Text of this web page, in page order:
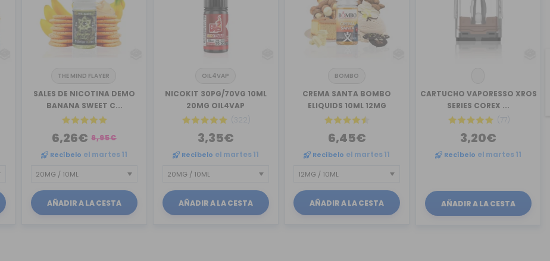
THE MIND FLAYER
SALES DE NICOTINA DEMO
BANANA SWEET C...
6,26€ 6,95€
Recíbelo el martes 11
AÑADIR A LA CESTA
OIL4VAP
NICOKIT 30PG/70VG 10ML
20MG OIL4VAP
(322)
3,35€
Recíbelo el martes 11
AÑADIR A LA CESTA
BOMBO
CREMA SANTA BOMBO
ELIQUIDS 10ML 12MG
6,45€
Recíbelo el martes 11
AÑADIR A LA CESTA
CARTUCHO VAPORESSO XROS
SERIES COREX ...
(77)
3,20€
Recíbelo el martes 11
AÑADIR A LA CESTA